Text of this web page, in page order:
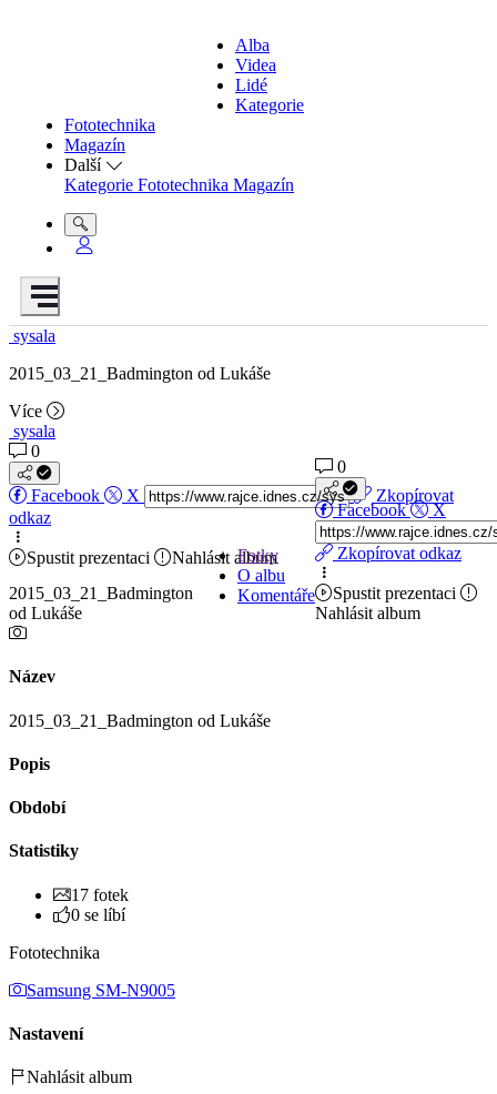
Alba
Videa
Lidé
Kategorie
Fototechnika
Magazín
Další
Kategorie Fototechnika Magazín
sysala
2015_03_21_Badmington od Lukáše
Více
sysala
0
Facebook X
Zkopírovat
odkaz
Spustit prezentaci
Nahlásit album
2015_03_21_Badmington
od Lukáše
Fotky
O albu
Komentáře
0
Facebook X
Zkopírovat odkaz
Spustit prezentaci
Nahlásit album
Název
2015_03_21_Badmington od Lukáše
Popis
Období
Statistiky
17 fotek
0 se líbí
Fototechnika
Samsung SM-N9005
Nastavení
Nahlásit album